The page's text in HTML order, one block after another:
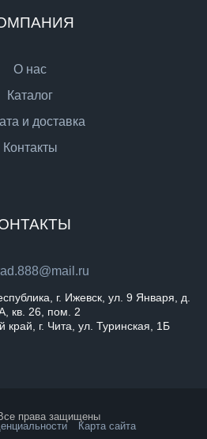
О нас
Каталог
и доставка
Контакты
г. Ижевск, ул. 9 Января, д.
кв. 26, пом. 2
край, г. Чита, ул. Туринская, 1Б
права защищены
Карта сайта